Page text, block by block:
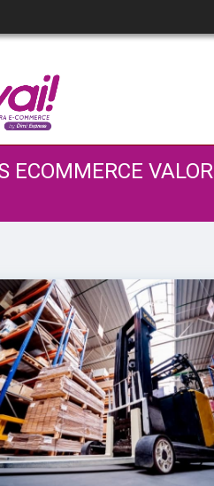
ECOMMERCE